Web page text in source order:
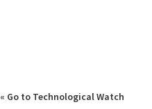
« Go to Technological Watch